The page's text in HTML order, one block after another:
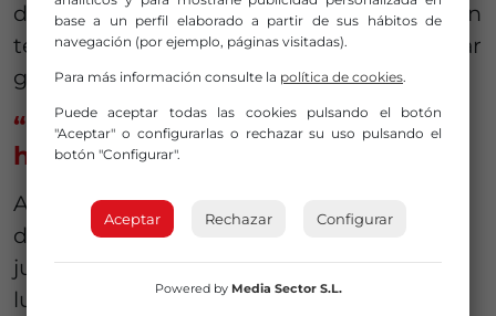
desarrollo motor. Muchos menores necesitan
terapias continuas durante años para intentar
ganar autonomía y calidad de vida.
“Cada persona que comparte su
historia puede cambiarle la vida”
Ailén cumplirá cinco años el próximo
diciembre. Mientras otros niños descubren
juegos, carreras o bicicletas, ella sigue
luchando por algo tan básico como ponerse
base a un perfil elaborado a partir de sus hábitos de
navegación (por ejemplo, páginas visitadas).
Para más información consulte la política de cookies.
Puede aceptar todas las cookies pulsando el botón
"Aceptar" o configurarlas o rechazar su uso pulsando el
botón "Configurar".
Aceptar Rechazar Configurar
Powered by Media Sector S.L.